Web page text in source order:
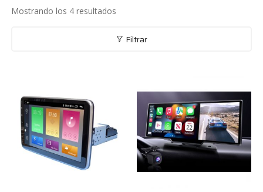
Mostrando los 4 resultados
Filtrar